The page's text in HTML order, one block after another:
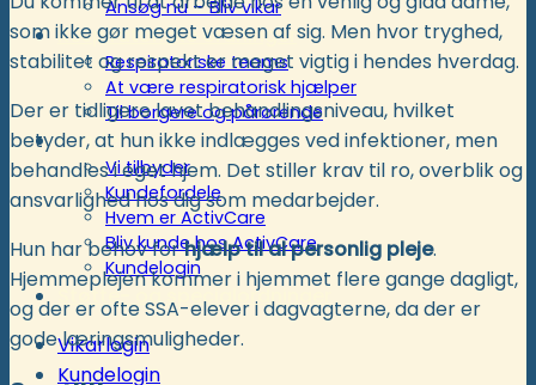
Ansøg nu – Bliv vikar
Respiratoriske ordninger
Respiratoriske teams
At være respiratorisk hjælper
Til borgere og pårørende
Kunder
Vi tilbyder
Kundefordele
Hvem er ActivCare
Bliv kunde hos ActivCare
Kundelogin
Støtte- og specialordninger
Vikarlogin
Kundelogin
som ikke gør meget væsen af sig. Men hvor tryghed,
stabilitet og respekt er meget vigtig i hendes hverdag.
Der er tidligere lavet behandlingsniveau, hvilket
betyder, at hun ikke indlægges ved infektioner, men
behandles i eget hjem. Det stiller krav til ro, overblik og
ansvarlighed hos dig som medarbejder.
Hun har behov forhjælp til al personlig pleje.
Hjemmeplejen kommer i hjemmet flere gange dagligt,
og der er ofte SSA-elever i dagvagterne, da der er
gode læringsmuligheder.